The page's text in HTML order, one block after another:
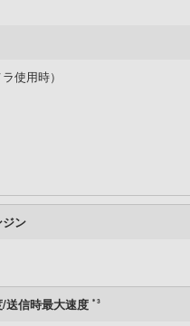
使用時）
ジン
送信時最大速度 ＊3